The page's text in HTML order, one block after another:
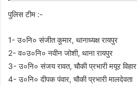
पुलिस टीम :-
1- उ०नि० संजीत कुमार, थानाध्यक्ष रायपुर
2- व०उ०नि० नवीन जोशी, थाना रायपुर
3- उ०नि० संजय रावत, चौकी प्रभारी मयूर विहार
4- उ०नि० दीपक पंवार, चौकी प्रभारी मालदेवता